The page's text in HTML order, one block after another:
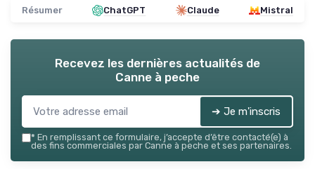
Résumer ChatGPT Claude Mistral
Recevez les dernières actualités de
Canne à peche
➔ Je m'inscris
* En remplissant ce formulaire, j’accepte d’être contacté(e) à
des fins commerciales par Canne à peche et ses partenaires.